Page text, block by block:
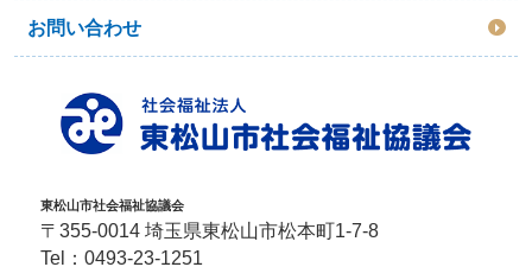
お問い合わせ
東松山市社会福祉協議会
〒355-0014 埼玉県東松山市松本町1-7-8
Tel： 0493-23-1251